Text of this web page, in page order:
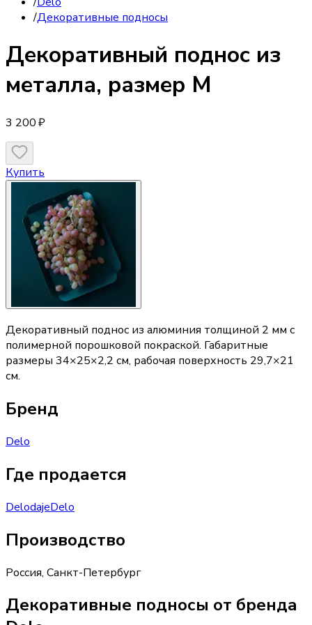
/Декоративные подносы
Декоративный поднос из
металла, размер M
3 200 ₽
Купить
Декоративный поднос из алюминия толщиной 2 мм с
полимерной порошковой покраской. Габаритные
размеры 34×25×2,2 см, рабочая поверхность 29,7×21
см.
Бренд
Delo
Где продается
DelodajeDelo
Производство
Россия, Санкт-Петербург
Декоративные подносы от бренда